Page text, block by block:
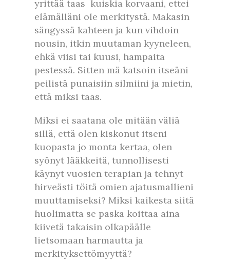
yrittää taas kuiskia korvaani, ettei
elämälläni ole merkitystä. Makasin
sängyssä kahteen ja kun vihdoin
nousin, itkin muutaman kyyneleen,
ehkä viisi tai kuusi, hampaita
pestessä. Sitten mä katsoin itseäni
peilistä punaisiin silmiini ja mietin,
että miksi taas.
Miksi ei saatana ole mitään väliä
sillä, että olen kiskonut itseni
kuopasta jo monta kertaa, olen
syönyt lääkkeitä, tunnollisesti
käynyt vuosien terapian ja tehnyt
hirveästi töitä omien ajatusmallieni
muuttamiseksi? Miksi kaikesta siitä
huolimatta se paska koittaa aina
kiivetä takaisin olkapäälle
lietsomaan harmautta ja
merkityksettömyyttä?